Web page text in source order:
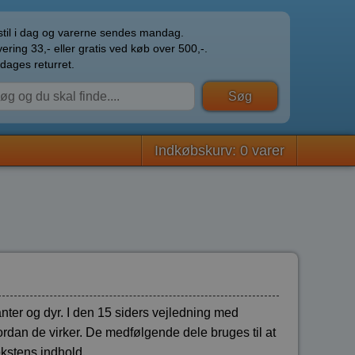
i dag og varerne sendes mandag.
33,- eller gratis ved køb over 500,-.
returret.
Indkøbskurv: 0 varer
og dyr. I den 15 siders vejledning med
de virker. De medfølgende dele bruges til at
indhold.